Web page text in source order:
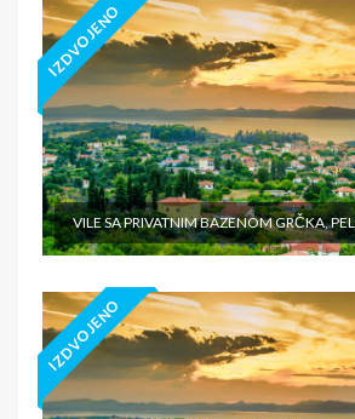
IZDVOJENO
VILE SA PRIVATNIM BAZENOM GRČKA,
IZDVOJENO